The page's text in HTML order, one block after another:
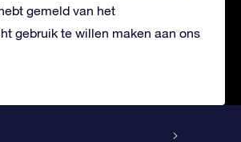
gemeld van het
gebruik te willen maken aan ons